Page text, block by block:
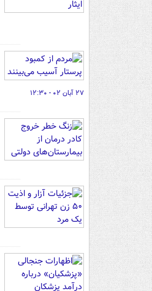
۲۷ آبان ۰۲ - ۱۲:۳۰